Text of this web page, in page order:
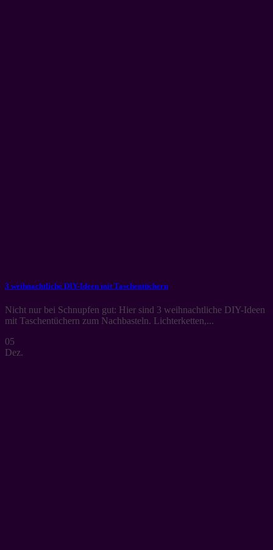
3 weihnachtliche DIY-Ideen mit Taschentüchern
Nicht nur bei Schnupfen gut: Hier sind 3 weihnachtliche DIY-Ideen
mit Taschentüchern zum Nachbasteln. Lichterketten,...
05
Dez.